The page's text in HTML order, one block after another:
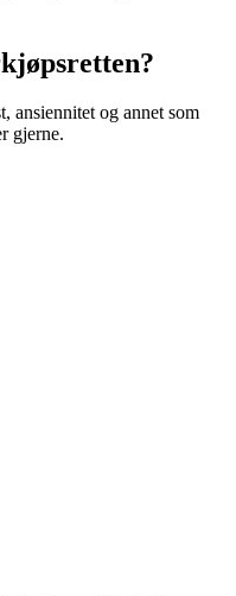
ansiennitet og annet som
gjerne.